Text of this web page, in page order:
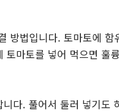
방법입니다. 토마토에
마토를 넣어 먹으면 훌
다. 풀어서 둘러 넣기도